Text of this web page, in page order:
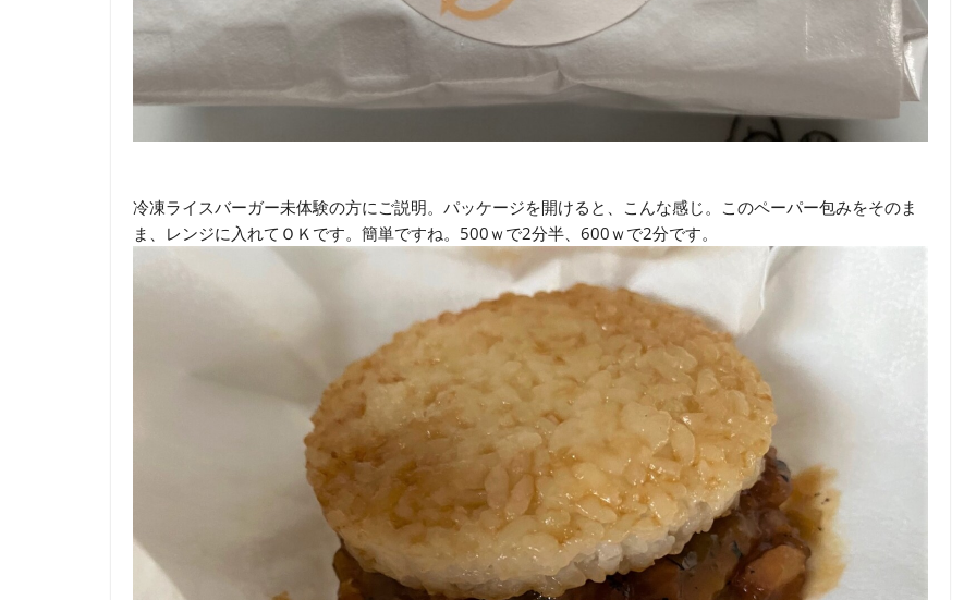
冷凍ライスバーガー未体験の方にご説明。パッケージを開けると、こんな感じ。このペーパー包みをそのま
ま、レンジに入れてＯＫです。簡単ですね。500ｗで2分半、600ｗで2分です。